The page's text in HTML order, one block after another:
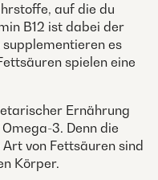
auf die du
B12 ist dabei der
supplementieren es
spielen eine
Ernährung
3. Denn die
von Fettsäuren sind
Körper.